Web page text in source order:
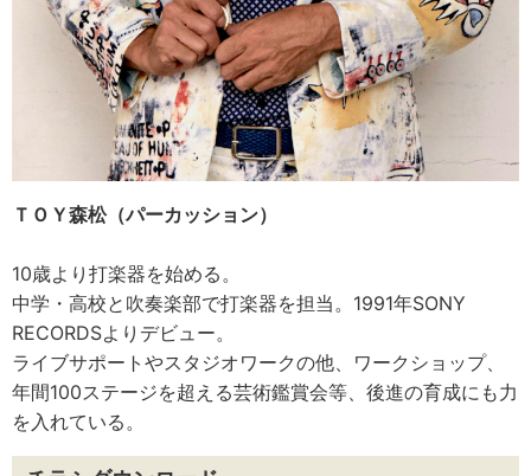
ＴＯＹ森松（パーカッション）
10歳より打楽器を始める。
中学・高校と吹奏楽部で打楽器を担当。1991年SONY
RECORDSよりデビュー。
ライブサポートやスタジオワークの他、ワークショップ、
年間100ステージを超える芸術鑑賞会等、後進の育成にも力
を入れている。